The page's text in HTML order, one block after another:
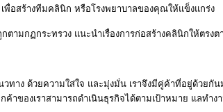
พื่อสร้างทีมคลินิก หรือโรงพยาบาลของคุณให้แข็งแกร่ง
มกฏกระทรวง แนะนำเรื่องการก่อสร้างคลินิกให้ตรง
ง ด้วยความใส่ใจ และมุ่งมั่น เราจึงมีคู่ค้าที่อยู่ด้วยกัน
ของเราสามารถดำเนินธุรกิจได้ตามเป้าหมาย แลทำง